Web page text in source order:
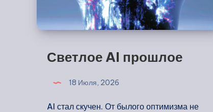
Светлое AI прошлое
18 Июля, 2026
AI стал скучен. От былого оптимизма не